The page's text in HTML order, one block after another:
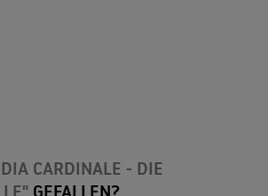
CARDINALE - DIE